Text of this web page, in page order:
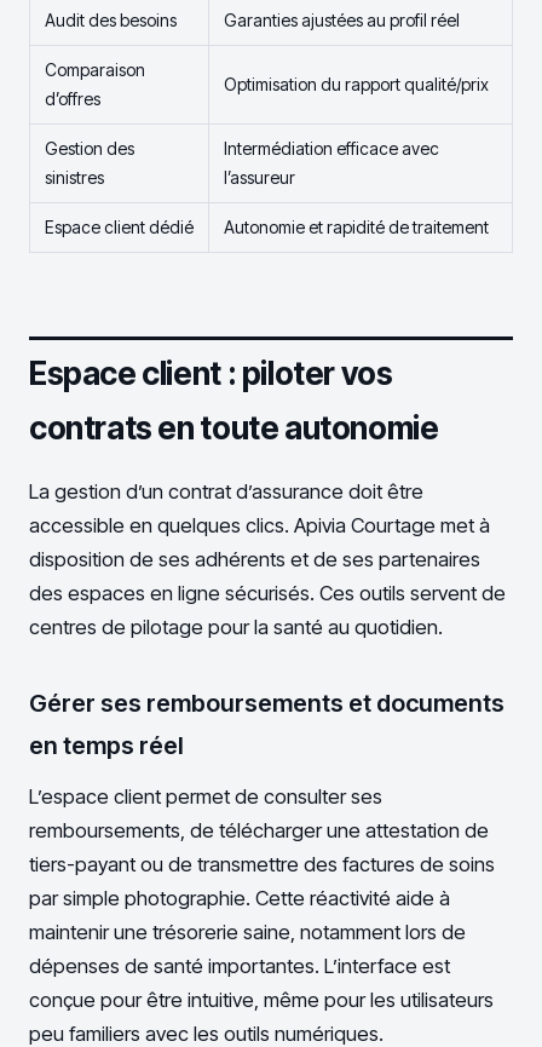
Audit des besoins Garanties ajustées au profil réel
Comparaison
d’offres
Optimisation du rapport qualité/prix
Gestion des
sinistres
Intermédiation efficace avec
l’assureur
Espace client dédié Autonomie et rapidité de traitement
Espace client : piloter vos
contrats en toute autonomie
La gestion d’un contrat d’assurance doit être
accessible en quelques clics. Apivia Courtage met à
disposition de ses adhérents et de ses partenaires
des espaces en ligne sécurisés. Ces outils servent de
centres de pilotage pour la santé au quotidien.
Gérer ses remboursements et documents
en temps réel
L’espace client permet de consulter ses
remboursements, de télécharger une attestation de
tiers-payant ou de transmettre des factures de soins
par simple photographie. Cette réactivité aide à
maintenir une trésorerie saine, notamment lors de
dépenses de santé importantes. L’interface est
conçue pour être intuitive, même pour les utilisateurs
peu familiers avec les outils numériques.